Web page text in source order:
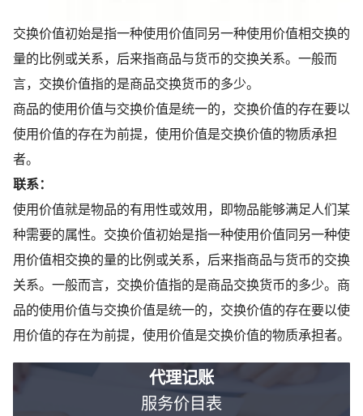
交换价值初始是指一种使用价值同另一种使用价值相交换的
量的比例或关系，后来指商品与货币的交换关系。一般而
言，交换价值指的是商品交换货币的多少。
商品的使用价值与交换价值是统一的，交换价值的存在要以
使用价值的存在为前提，使用价值是交换价值的物质承担
者。
联系：
使用价值就是物品的有用性或效用，即物品能够满足人们某
种需要的属性。交换价值初始是指一种使用价值同另一种使
用价值相交换的量的比例或关系，后来指商品与货币的交换
关系。一般而言，交换价值指的是商品交换货币的多少。商
品的使用价值与交换价值是统一的，交换价值的存在要以使
用价值的存在为前提，使用价值是交换价值的物质承担者。
代理记账
服务价目表